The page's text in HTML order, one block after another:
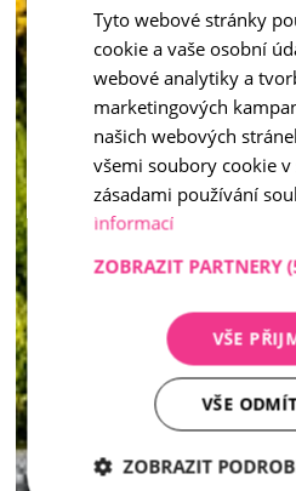
prostoru.
inspirace -
Tyto webové stránky
cookie a vaše osobní
webové analytiky a
marketingových
našich webových
všemi soubory cookie
zásadami používání
informací
ZOBRAZIT PARTNERY
VŠE
VŠE
ZOBRAZIT